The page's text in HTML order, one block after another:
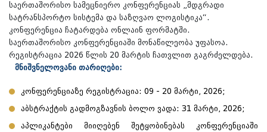
საერთაშორისო სამეცნიერო კონფერენციას „მდგრადი
სატრანსპორტო სისტემა და საზღვაო ლოგისტიკა“.
კონფერენცია ჩატარდება ონლაინ ფორმატში.
საერთაშორისო კონფერენციაში მონაწილეობა უფასოა.
რეგისტრაცია 2026 წლის 20 მარტის ჩათვლით გაგრძელდება.
მნიშვნელოვანი თარიღები:
კონფერენციაზე რეგისტრაცია: 09 - 20 მარტი, 2026;
აბსტრაქტის გადმოგზავნის ბოლო ვადა: 31 მარტი, 2026;
აპლიკანტები მიიღებენ შეტყობინებას კონფერენციაში